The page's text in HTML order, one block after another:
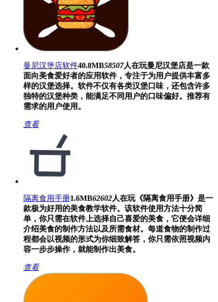
曼尼汉堡店软件40.8MB58507人在玩曼尼汉堡店是一款
面向美食爱好者的应用软件，专注于为用户提供丰富多
样的汉堡选择。软件不仅有各类汉堡口味，还包含许多
独特的汉堡种类，能满足不同用户的口味偏好。推荐有
需求的用户使用。
查看
隔离食用手册1.6MB62602人在玩《隔离食用手册》是一
款极为好用的美食教学软件。该软件使用方法十分简
单，你只需在软件上选择自己喜爱的美食，它便会详细
介绍美食的制作方法以及所需食材。每道食物的制作过
程都会以视频的形式为你细致解答，你只需依照视频内
容一步步操作，就能制作出美食。
查看